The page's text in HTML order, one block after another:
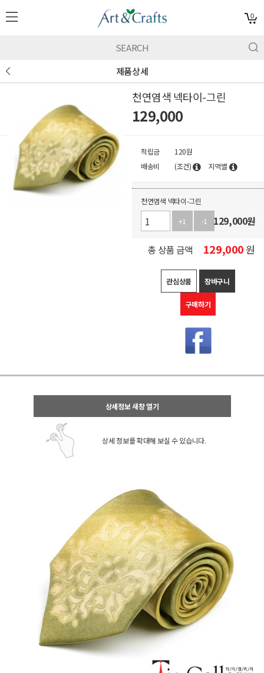
0
제품상세
천연염색 넥타이-그린
129,000
적립금
120원
배송비
(조건) 지역별
천연염색 넥타이-그린
+1
-1 129,000원
총 상품 금액 129,000원
관심상품 장바구니
구매하기
상세정보 새창 열기
상세 정보를 확대해 보실 수 있습니다.